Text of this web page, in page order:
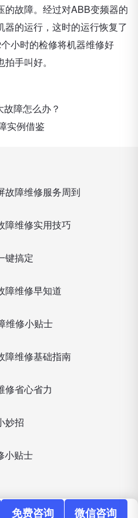
的故障。经过对ABB变频器的
的运行，这时的运行恢复了
小时的检修将机器维修好
手叫好。
障怎么办？
实例借鉴
故障维修服务周到
障维修实用技巧
键搞定
障维修早知道
维修小贴士
障维修基础指南
修省心省力
妙招
小贴士
免费咨询 微信咨询